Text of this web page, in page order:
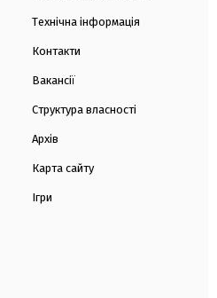
Технічна інформація
Контакти
Вакансії
Структура власності
Архів
Карта сайту
Ігри